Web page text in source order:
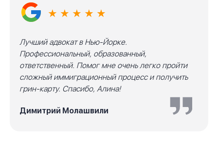
★ ★ ★ ★ ★
Лучший адвокат в Нью-Йорке.
Профессиональный, образованный,
ответственный. Помог мне очень легко пройти
сложный иммиграционный процесс и получить
грин-карту. Спасибо, Алина!
Димитрий Молашвили